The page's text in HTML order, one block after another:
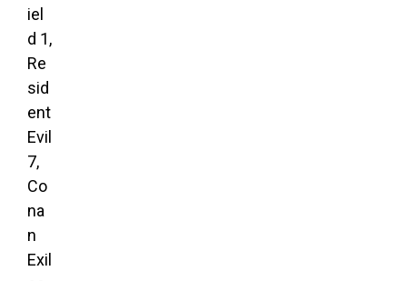
iel
d 1,
Re
sid
ent
Evil
7,
Co
na
n
Exil